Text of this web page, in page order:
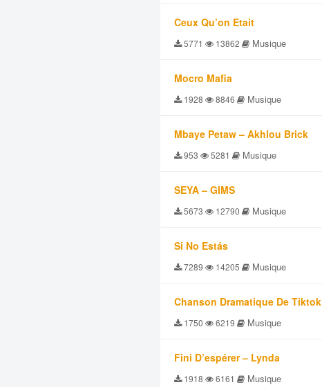
Ceux Qu’on Etait
5771 13862 Musique
Mocro Mafia
1928 8846 Musique
Mbaye Petaw – Akhlou Brick
953 5281 Musique
SEYA – GIMS
5673 12790 Musique
Si No Estás
7289 14205 Musique
Chanson Dramatique De Tiktok
1750 6219 Musique
Fini D’espérer – Lynda
1918 6161 Musique